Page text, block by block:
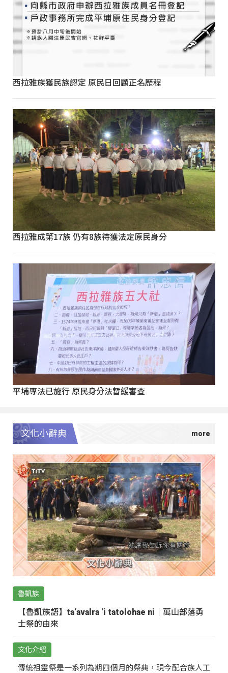
西拉雅族獲民族認定 原民日回顧正名歷程
西拉雅成第17族 仍有8族待獲法定原民身分
平埔專法已施行 原民身分法暫緩審查
文化小辭典
魯凱族
【魯凱族語】ta‘avalra ‘i tatolohae ni｜萬山部落勇
士祭的由來
文化介紹
傳統祖靈祭是一系列為期四個月的祭典，現今配合族人工